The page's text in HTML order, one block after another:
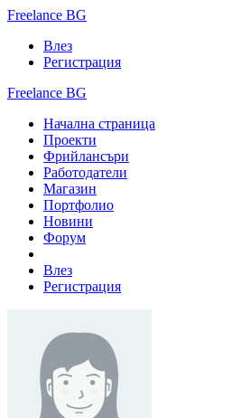
Freelance BG
Влез
Регистрация
Freelance BG
Начална страница
Проекти
Фрийлансъри
Работодатели
Магазин
Портфолио
Новини
Форум
Влез
Регистрация